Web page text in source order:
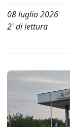
08 luglio 2026
2' di lettura